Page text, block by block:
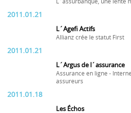
L´assurbanque, une lente
2011.01.21
L´Agefi Actifs
Allianz crée le statut First
2011.01.21
L´Argus de l´assurance
Assurance en ligne -
assureurs
2011.01.18
Les Échos